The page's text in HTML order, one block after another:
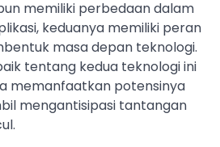
memiliki perbedaan dalam
keduanya memiliki peran
masa depan teknologi.
tentang kedua teknologi ini
memanfaatkan potensinya
mengantisipasi tantangan